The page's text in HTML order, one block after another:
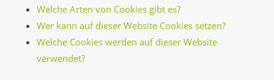
Welche Arten von Cookies gibt es?
Wer kann auf dieser Website Cookies setzen?
Welche Cookies werden auf dieser Website
verwendet?